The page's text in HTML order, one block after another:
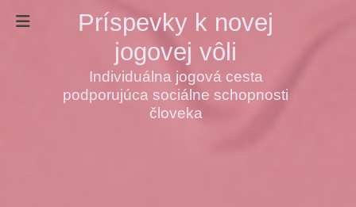
Príspevky k novej
jogovej vôli
Individuálna jogová cesta
podporujúca sociálne schopnosti
človeka